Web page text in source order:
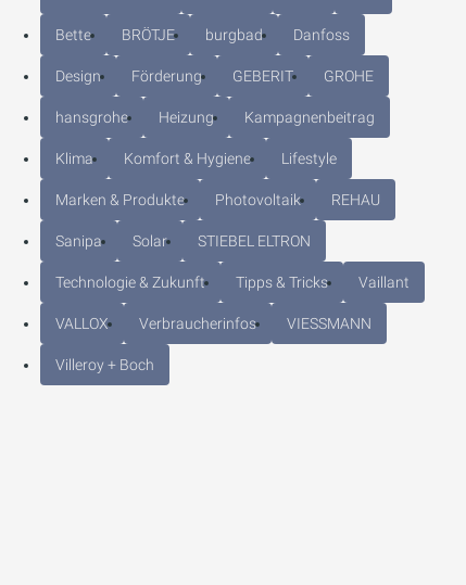
Bette BRÖTJE burgbad Danfoss
Design Förderung GEBERIT GROHE
hansgrohe Heizung Kampagnenbeitrag
Klima Komfort & Hygiene Lifestyle
Marken & Produkte Photovoltaik REHAU
Sanipa Solar STIEBEL ELTRON
Technologie & Zukunft Tipps & Tricks Vaillant
VALLOX Verbraucherinfos VIESSMANN
Villeroy + Boch